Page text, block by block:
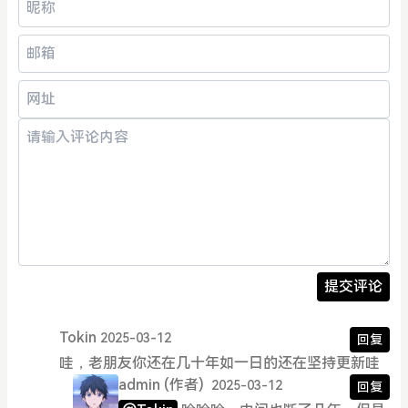
提交评论
Tokin 2025-03-12 回复
哇，老朋友你还在几十年如一日的还在坚持更新哇
admin (作者) 2025-03-12 回复